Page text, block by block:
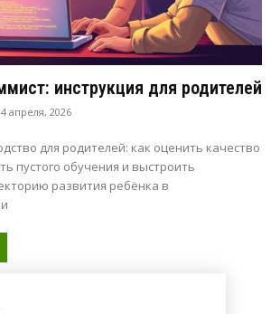
инструкция для родителей
апреля, 2026
для родителей: как оценить качество
пустого обучения и выстроить
развития ребёнка в